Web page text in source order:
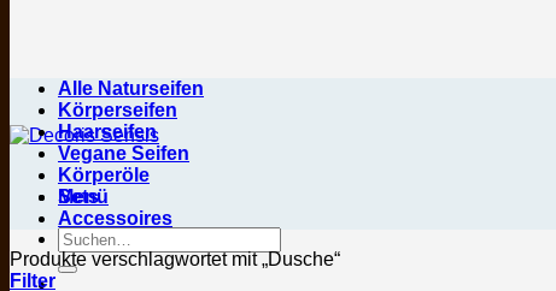
Menü
Suchen
nach:
Alle Naturseifen
Körperseifen
Haarseifen
Vegane Seifen
Körperöle
Sets
Accessoires
Produkte verschlagwortet mit „Dusche“
Filter